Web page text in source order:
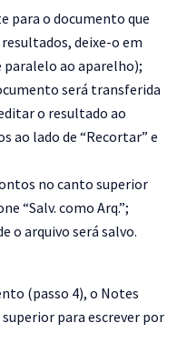
para o documento que
deixe-o em
ao aparelho);
será transferida
o resultado ao
ao lado de “Recortar” e
no canto superior
“Salv. como Arq.”;
o arquivo será salvo.
(passo 4), o Notes
para escrever por